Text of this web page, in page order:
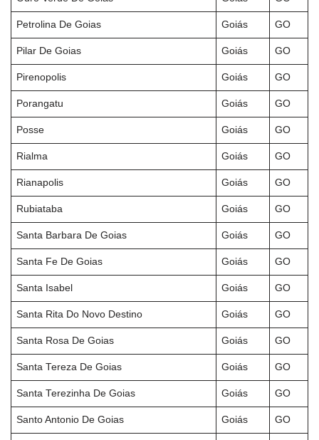
Petrolina De Goias Goiás GO
Pilar De Goias Goiás GO
Pirenopolis Goiás GO
Porangatu Goiás GO
Posse Goiás GO
Rialma Goiás GO
Rianapolis Goiás GO
Rubiataba Goiás GO
Santa Barbara De Goias Goiás GO
Santa Fe De Goias Goiás GO
Santa Isabel Goiás GO
Santa Rita Do Novo Destino Goiás GO
Santa Rosa De Goias Goiás GO
Santa Tereza De Goias Goiás GO
Santa Terezinha De Goias Goiás GO
Santo Antonio De Goias Goiás GO